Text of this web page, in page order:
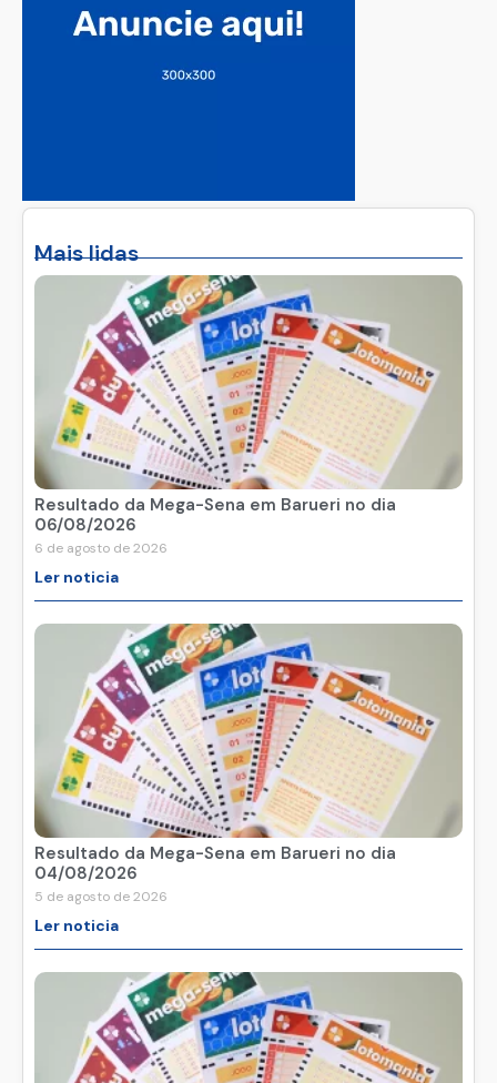
Mais lidas
Resultado da Mega-Sena em Barueri no dia
06/08/2026
6 de agosto de 2026
Ler noticia
Resultado da Mega-Sena em Barueri no dia
04/08/2026
5 de agosto de 2026
Ler noticia